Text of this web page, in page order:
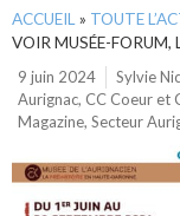
ACCUEIL » TOUTE
VOIR MUSÉE-FORUM,
9 juin 2024
Sylvie
Aurignac, CC Coeur et
Magazine, Secteur